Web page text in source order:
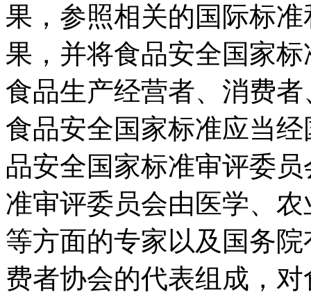
果，参照相关的国际标
果，并将食品安全国家
食品生产经营者、消费
食品安全国家标准应当
品安全国家标准审评委
准审评委员会由医学、
等方面的专家以及国务
费者协会的代表组成，